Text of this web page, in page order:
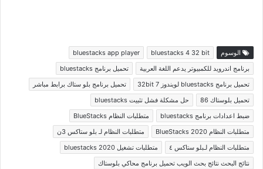
الوسوم bluestacks 4 32 bit
bluestacks app player
برنامج اندرويد للكمبيوتر يدعم اللغة العربية
تحميل برنامج bluestacks
تحميل برنامج bluestacks لويندوز 7 32bit
تحميل برنامج بلو ستاك برابط مباشر
تحميل بلوستاك 86
حل مشكلة فشل تثبيت bluestacks
ضبط اعدادات برنامج bluestacks
متطلبات النظام BlueStacks
متطلبات النظام BlueStacks 2020
متطلبات النظام لـ بلو ستاكس 3ن
متطلبات النظام لـبلو ستاكس ٤
متطلبات تشغيل bluestacks 2020
نتائج البحث نتائج بحث الويب تحميل برنامج محاكي بلوستاك